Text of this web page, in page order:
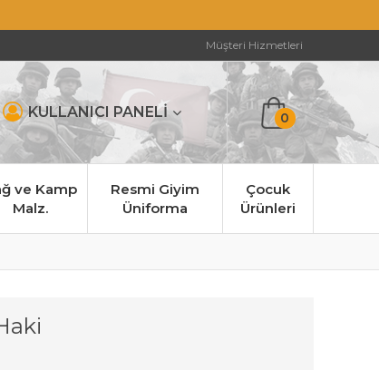
Müşteri Hizmetleri
KULLANICI PANELİ 0
ve Kamp
Malz.
Resmi Giyim
Üniforma
Çocuk
Ürünleri